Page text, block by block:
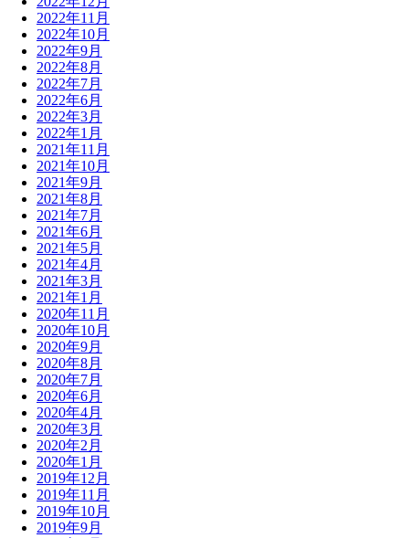
2022年11月
2022年10月
2022年9月
2022年8月
2022年7月
2022年6月
2022年3月
2022年1月
2021年11月
2021年10月
2021年9月
2021年8月
2021年7月
2021年6月
2021年5月
2021年4月
2021年3月
2021年1月
2020年11月
2020年10月
2020年9月
2020年8月
2020年7月
2020年6月
2020年4月
2020年3月
2020年2月
2020年1月
2019年12月
2019年11月
2019年10月
2019年9月